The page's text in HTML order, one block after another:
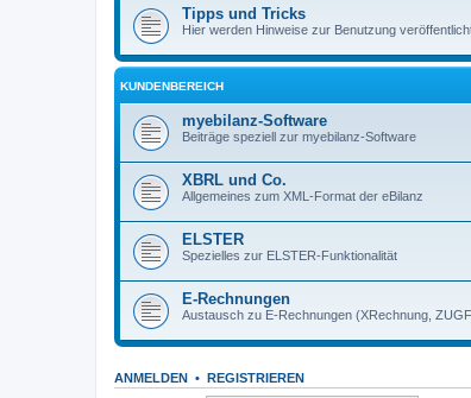
Tipps und Tricks
Hier werden Hinweise zur Benutzung
KUNDENBEREICH
myebilanz-Software
Beiträge speziell zur myebilanz-Software
XBRL und Co.
Allgemeines zum XML-Format der eBilanz
ELSTER
Spezielles zur ELSTER-Funktionalität
E-Rechnungen
Austausch zu E-Rechnungen (XRechnung,
ANMELDEN • REGISTRIEREN